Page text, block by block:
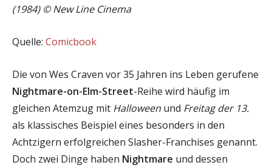
(1984) © New Line Cinema
Quelle: Comicbook
Die von Wes Craven vor 35 Jahren ins Leben gerufene
Nightmare-on-Elm-Street-Reihe wird häufig im
gleichen Atemzug mit Halloween und Freitag der 13.
als klassisches Beispiel eines besonders in den
Achtzigern erfolgreichen Slasher-Franchises genannt.
Doch zwei Dinge haben Nightmare und dessen